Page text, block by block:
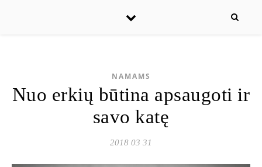
NAMAMS
Nuo erkių būtina apsaugoti ir
savo katę
2018 03 31